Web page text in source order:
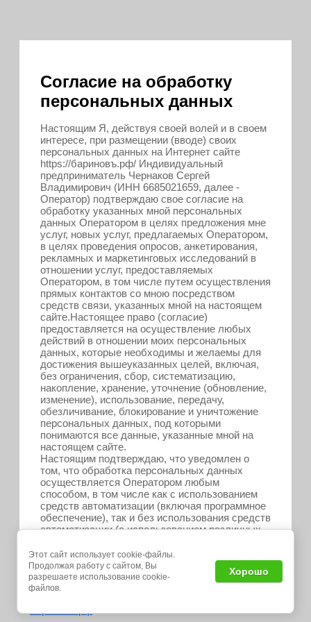
Согласие на обработку
персональных данных
Настоящим Я, действуя своей волей и в своем
интересе, при размещении (вводе) своих
персональных данных на Интернет сайте
https://бариновъ.рф/ Индивидуальный
предприниматель Чернаков Сергей
Владимирович (ИНН 6685021659, далее -
Оператор) подтверждаю свое согласие на
обработку указанных мной персональных
данных Оператором в целях предложения мне
услуг, новых услуг, предлагаемых Оператором,
в целях проведения опросов, анкетирования,
рекламных и маркетинговых исследований в
отношении услуг, предоставляемых
Оператором, в том числе путем осуществления
прямых контактов со мною посредством
средств связи, указанных мной на настоящем
сайте.Настоящее право (согласие)
предоставляется на осуществление любых
действий в отношении моих персональных
данных, которые необходимы и желаемы для
достижения вышеуказанных целей, включая,
без ограничения, сбор, систематизацию,
накопление, хранение, уточнение (обновление,
изменение), использование, передачу,
обезличивание, блокирование и уничтожение
персональных данных, под которыми
понимаются все данные, указанные мной на
настоящем сайте.
Настоящим подтверждаю, что уведомлен о
том, что обработка персональных данных
осуществляется Оператором любым
способом, в том числе как с использованием
средств автоматизации (включая программное
обеспечение), так и без использования средств
автоматизации (с использованием различных
носители).
©
Этот сайт использует cookie-файлы.
Продолжая работу с сайтом, Вы
разрешаете использование cookie-
файлов.
Хорошо